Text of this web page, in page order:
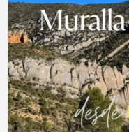
/
Castillo
de